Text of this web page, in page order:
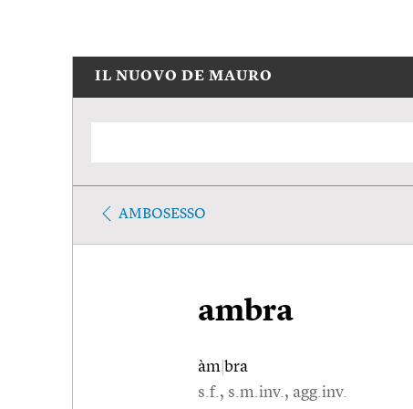
IL NUOVO DE MAURO
AMBOSESSO
ambra
àm bra
s.f., s.m.inv., agg.inv.